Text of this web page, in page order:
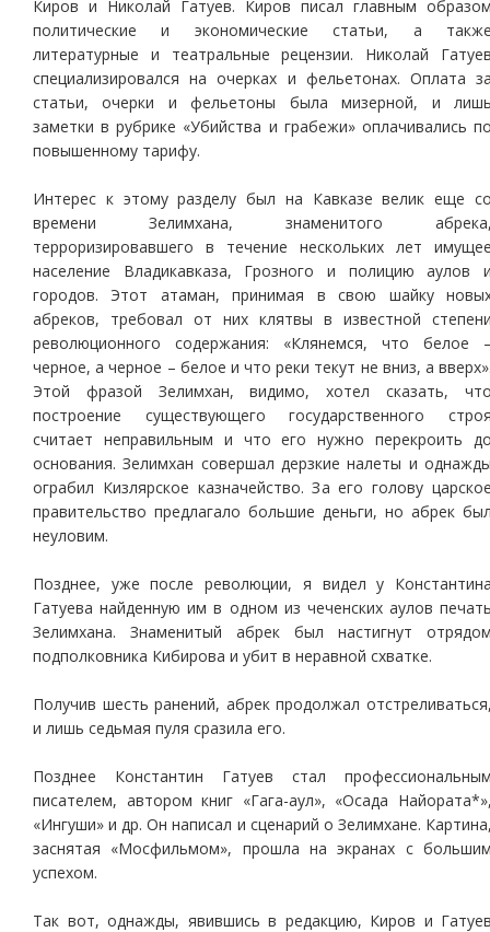
Киров и Николай Гатуев. Киров писал главным
политические и экономические статьи, а
литературные и театральные рецензии. Николай
специализировался на очерках и фельетонах. Оплата
статьи, очерки и фельетоны была мизерной, и
заметки в рубрике «Убийства и грабежи» оплачивались
повышенному тарифу.
Интерес к этому разделу был на Кавказе велик еще
времени Зелимхана, знаменитого
терроризировавшего в течение нескольких лет
население Владикавказа, Грозного и полицию аулов
городов. Этот атаман, принимая в свою шайку
абреков, требовал от них клятвы в известной
революционного содержания: «Клянемся, что белое
черное, а черное – белое и что реки текут не вниз, а
Этой фразой Зелимхан, видимо, хотел сказать,
построение существующего государственного
считает неправильным и что его нужно перекроить
основания. Зелимхан совершал дерзкие налеты и
ограбил Кизлярское казначейство. За его голову
правительство предлагало большие деньги, но абрек
неуловим.
Позднее, уже после революции, я видел у
Гатуева найденную им в одном из чеченских аулов
Зелимхана. Знаменитый абрек был настигнут
подполковника Кибирова и убит в неравной схватке.
Получив шесть ранений, абрек продолжал
и лишь седьмая пуля сразила его.
Позднее Константин Гатуев стал
писателем, автором книг «Гага-аул», «Осада
«Ингуши» и др. Он написал и сценарий о Зелимхане.
заснятая «Мосфильмом», прошла на экранах с
успехом.
Так вот, однажды, явившись в редакцию, Киров и